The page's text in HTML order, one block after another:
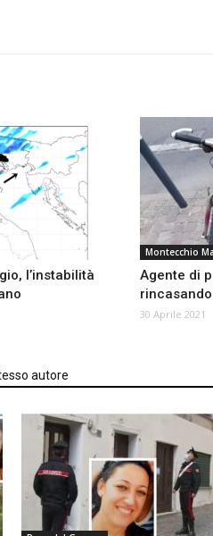
l’instabilità
Montecchio
Agente di
30 Aprile 2021
autore